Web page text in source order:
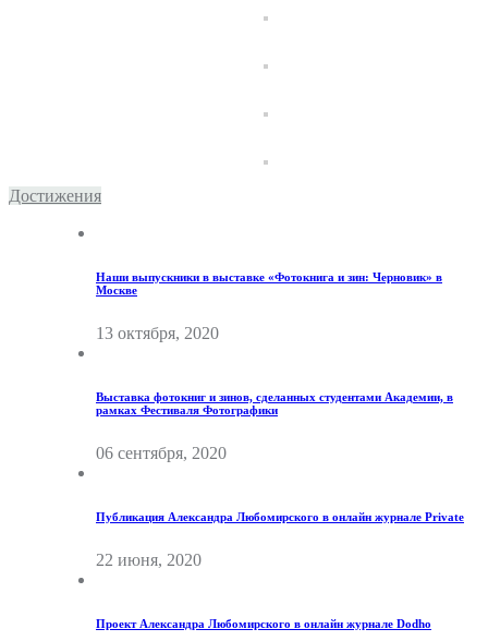
Достижения
Наши выпускники в выставке «Фотокнига и зин: Черновик» в
Москве
13 октября, 2020
Выставка фотокниг и зинов, сделанных студентами Академии, в
рамках Фестиваля Фотографики
06 сентября, 2020
Публикация Александра Любомирского в онлайн журнале Private
22 июня, 2020
Проект Александра Любомирского в онлайн журнале Dodho